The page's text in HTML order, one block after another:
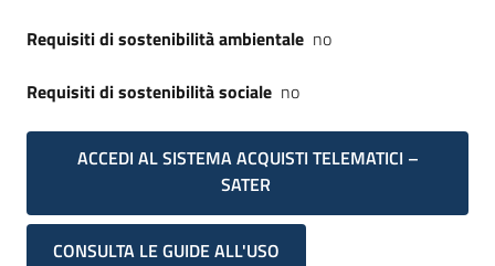
Requisiti di sostenibilità ambientale no
Requisiti di sostenibilità sociale no
ACCEDI AL SISTEMA ACQUISTI TELEMATICI –
SATER
CONSULTA LE GUIDE ALL'USO